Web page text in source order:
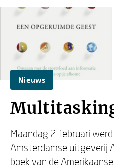
Nieuws
Maandag 2 februari
Amsterdamse uitgeverij
boek van de